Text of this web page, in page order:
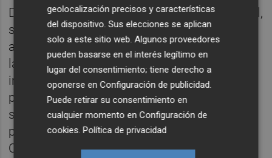
Dicha participación, prosigue el Alto Tribunal,
se configura como el instrumento más
adecuado para hacer efectivo el derecho de
las asociaciones empresariales "a intervenir
institucionalmente en la defensa y
promoción de los intereses económicos y
sociales de este colectivo, conforme a lo
previsto en el artículo 129 de la
Constitución".
geolocalización precisos y características
del dispositivo. Sus elecciones se aplican
solo a este sitio web. Algunos proveedores
pueden basarse en el interés legítimo en
lugar del consentimiento; tiene derecho a
oponerse enConfiguración de publicidad.
Puede retirar su consentimiento en
cualquier momento enConfiguración de
cookies.Política de privacidad